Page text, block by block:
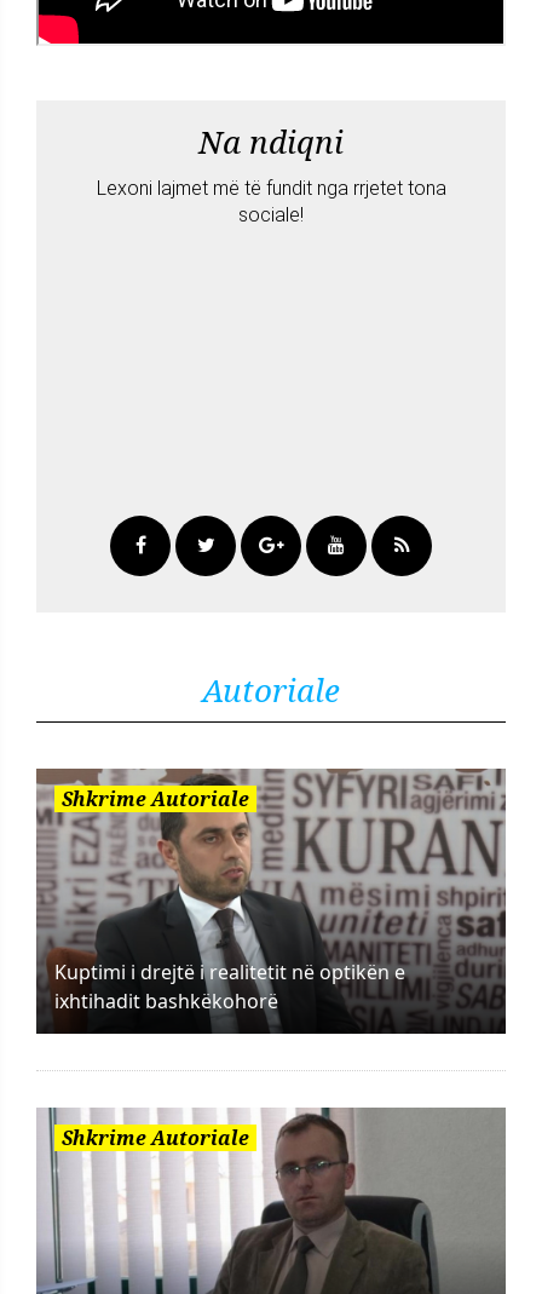
Na ndiqni
Lexoni lajmet më të fundit nga rrjetet tona
sociale!
Autoriale
Shkrime Autoriale
Kuptimi i drejtë i realitetit në optikën e
ixhtihadit bashkëkohorë
Shkrime Autoriale